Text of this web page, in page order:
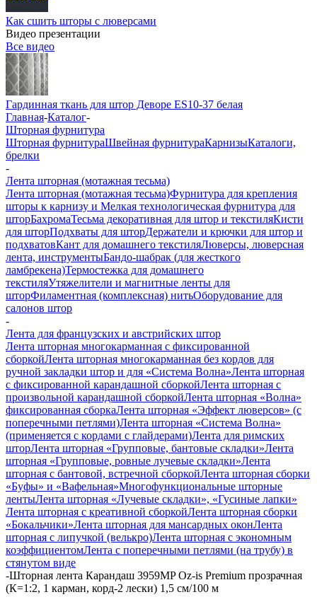
Как сшить шторы с люверсами
Видео презентации
Все видео
Гардинная ткань для штор Деворе ES10-37 белая
Главная-Каталог-
Шторная фурнитура
Шторная фурнитураШвейная фурнитураКарнизыКаталоги,
брелки
-
Лента шторная (мотажная тесьма)
Лента шторная (мотажная тесьма)Фурнитура для крепления
шторы к карнизу и Мелкая технологическая фурнитура для
шторБахромаТесьма декоративная для штор и текстиляКисти
для шторПодхваты для шторДержатели и крючки для штор и
подхватовКант для домашнего текстиляЛюверсы, люверсная
лента, инструментыБандо-шабрак (для жесткого
ламбрекена)Термостежка для домашнего
текстиляУтяжелители и магнитные ленты для
шторФиламентная (комплексная) нитьОборудование для
салонов штор
-
Лента для французских и австрийских штор
Лента шторная многокарманная с фиксированной
сборкойЛента шторная многокарманная без кордов для
ручной закладки штор и для «Система Волна»Лента шторная
с фиксированной карандашной сборкойЛента шторная с
произвольной карандашной сборкойЛента шторная «Волна»
фиксированная сборкаЛента шторная «Эффект люверсов» (с
поперечными петлями)Лента шторная «Система Волна»
(применяется с кордами с глайдерами)Лента для римских
шторЛента шторная «Групповые, бантовые складки»Лента
шторная «Групповые, ровные лучевые складки»Лента
шторная с бантовой, встречной сборкойЛента шторная сборки
«Буфы» и «Вафельная»Многофункциональные шторные
лентыЛента шторная «Лучевые складки», «Гусиные лапки»
Лента шторная с креативной сборкойЛента шторная сборки
«Бокальчики»Лента шторная для мансардных оконЛента
шторная с липучкой (велькро)Лента шторная с экономным
коэффициентомЛента с поперечными петлями (на трубу) в
стянутом виде
-Шторная лента Карандаш 3959MP Oz-is Premium прозрачная
(К=1:2, 1 карман, корд-2 лески) 1,5 см/100 м